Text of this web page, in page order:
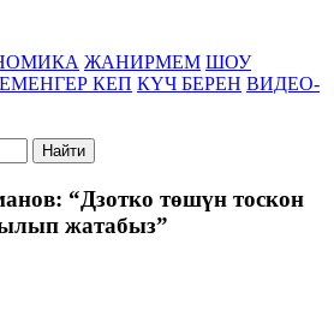
ЖАНИРМЕМ ШОУ
КЕП КҮЧ БЕРЕН ВИДЕО-
Найти
“Дзотко төшүн тоскон
жатабыз”